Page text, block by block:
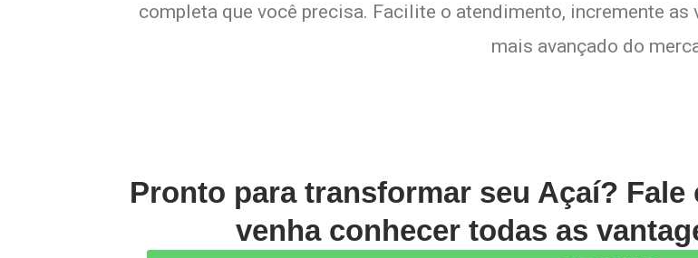
completa que você precisa. Facilite o atendimento, incremente
mais avançado do
Pronto para transformar seu Açaí?
venha conhecer todas as